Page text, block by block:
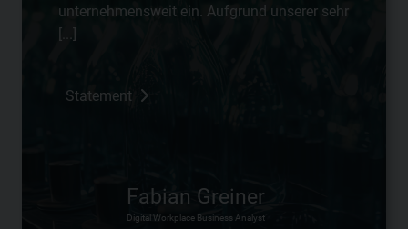
unternehmensweit ein. Aufgrund unserer sehr
Statement
Fabian Greiner
Digital Workplace Business Analyst